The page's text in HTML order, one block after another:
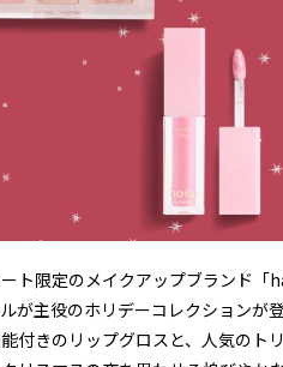
ト限定のメイクアップブランド
が主役のホリデーコレクションが
付きのリップグロスと、人気のト